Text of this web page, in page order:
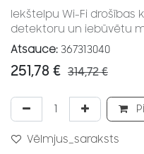
Iekštelpu Wi-Fi drošības
detektoru un iebūvētu
Atsauce: 367313040
251,78 € 314,72€
Vēlmjus_saraksts